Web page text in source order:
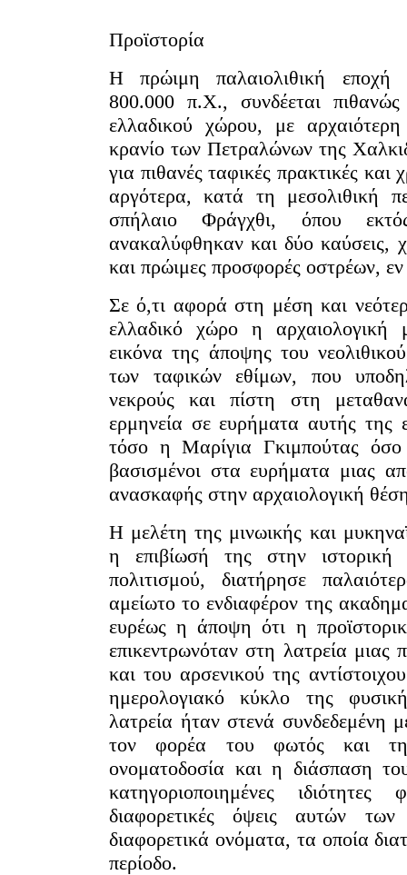
Προϊστορί
Η πρώιμη παλαιολιθική εποχή
800.000 π.Χ., συνδέεται
ελλαδικού χώρου, με
κρανίο των Πετραλώνων της
ια πιθανές ταφικές πρακτικές
ργότερα, κατά τη μεσολιθική
σπήλαιο Φράγχθι, όπου
νακαλύφθηκαν και δύο καύσεις,
και πρώιμες προσφορές οστρέων, εν
Σε ό,τι αφορά στη μέση και
ελλαδικό χώρο η αρχαιολογική
εικόνα της άποψης του
των ταφικών εθίμων, που
νεκρούς και πίστη στη
ερμηνεία σε ευρήματα αυτής της
τόσο η Μαρίγια Γκιμπούτας
σισμένοι στα ευρήματα μιας από
νασκαφής στην αρχαιολογική
Η μελέτη της μινωικής και
η επιβίωσή της στην ιστορική
πολιτισμού, διατήρησε
μείωτο το ενδιαφέρον της
ευρέως η άποψη ότι η
επικεντρωνόταν στη λατρεία μιας
και του αρσενικού της
ημερολογιακό κύκλο της
λατρεία ήταν στενά συνδεδεμένη
τον φορέα του φωτός και
ονοματοδοσία και η διάσπαση
κατηγοριοποιημένες
διαφορετικές όψεις αυτών
διαφορετικά ονόματα, τα οποία
περίοδο.